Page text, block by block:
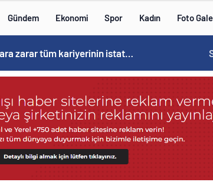
Gündem Ekonomi Spor Kadın Foto
Cristiano Ronaldo’nun akıllara zarar tüm kariyerinin istatistiğini çıkardık !